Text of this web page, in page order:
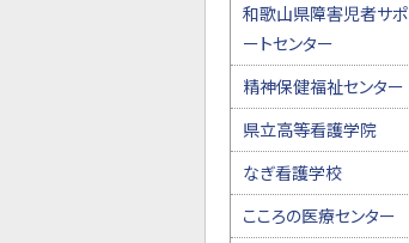
和歌山県障害児者サポ
ートセンター
精神保健福祉センター
県立高等看護学院
なぎ看護学校
こころの医療センター